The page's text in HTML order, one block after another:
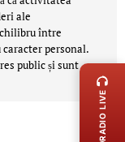
ale
între
personal.
public și sunt
RADIO LIVE